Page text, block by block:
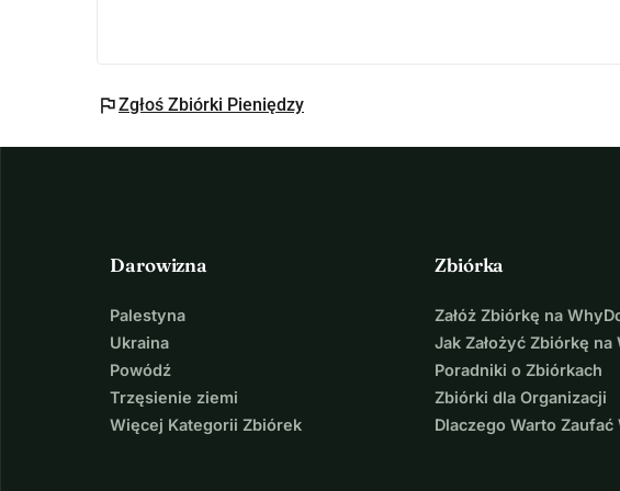
flagZgłoś Zbiórki Pieniędzy
Darowizna
Palestyna
Ukraina
Powódź
Trzęsienie ziemi
Więcej Kategorii Zbiórek
Zbiórka
Załóż Zbiórkę na
Jak Założyć Zbiórkę na
Poradniki o Zbiórkach
Zbiórki dla Organizacji
Dlaczego Warto Zaufać